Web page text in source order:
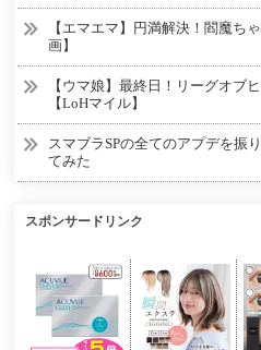
【エマエマ】円満解決！閻魔ち
画】
【ウマ娘】最終日！リーグオブ
【LoHマイル】
スマブラSPの全てのアプデを振
てみた
スポンサードリンク